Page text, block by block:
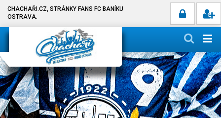
CHACHAŘI.CZ, STRÁNKY FANS FC BANÍKU
OSTRAVA.